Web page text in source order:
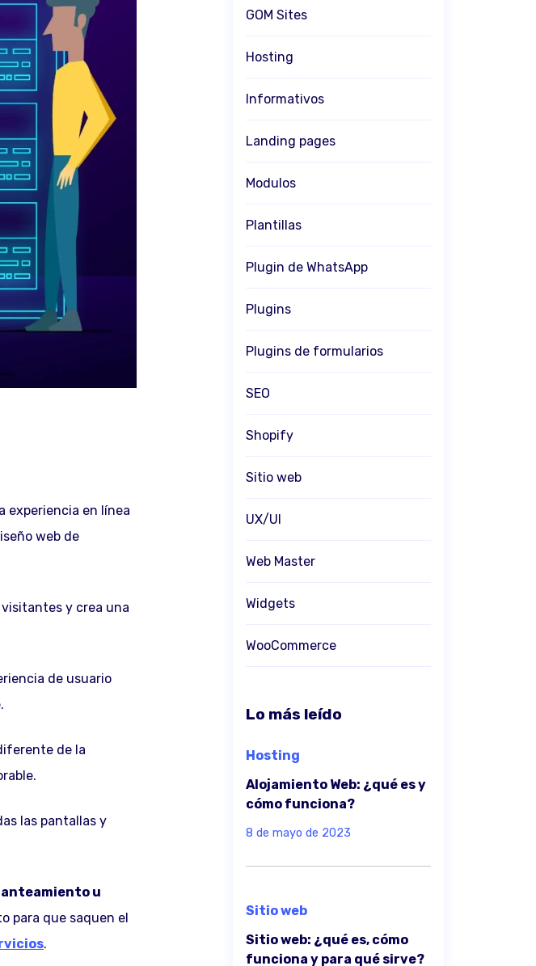
experiencia en línea
web de
y crea una
de usuario
de la
las pantallas y
u
para que saquen el
.
GOM Sites
Hosting
Informativos
Landing pages
Modulos
Plantillas
Plugin de WhatsApp
Plugins
Plugins de formularios
SEO
Shopify
Sitio web
UX/UI
Web Master
Widgets
WooCommerce
Lo más leído
Hosting
Alojamiento Web: ¿qué es y
cómo funciona?
8 de mayo de 2023
Sitio web
Sitio web: ¿qué es, cómo
funciona y para qué sirve?